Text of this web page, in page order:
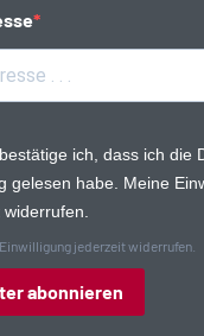
ich, dass ich die
gelesen habe. Meine
jederzeit widerrufen.
abonnieren